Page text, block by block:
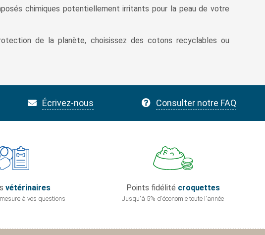
chimiques potentiellement irritants pour la peau de votre
de la planète, choisissez des cotons recyclables ou
Écrivez-nous Consulter notre FAQ
vétérinaires
à vos questions
Points fidélité croquettes
Jusqu'à 5% d'économie toute l'année